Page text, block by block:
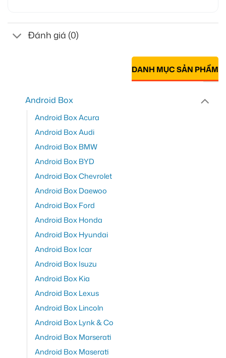
Đánh giá (0)
DANH MỤC SẢN PHẨM
Android Box
Android Box Acura
Android Box Audi
Android Box BMW
Android Box BYD
Android Box Chevrolet
Android Box Daewoo
Android Box Ford
Android Box Honda
Android Box Hyundai
Android Box Icar
Android Box Isuzu
Android Box Kia
Android Box Lexus
Android Box Lincoln
Android Box Lynk & Co
Android Box Marserati
Android Box Maserati